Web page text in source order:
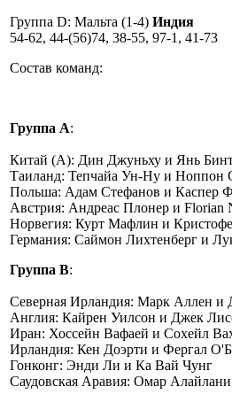
Группа D: Мальта (1-4) Индия
54-62, 44-(56)74, 38-55, 97-1, 41-73
Состав команд:
Группа А:
Китай (A): Дин Джуньху и Янь
Таиланд: Тепчайа Ун-Ну и Ноппон
Польша: Адам Стефанов и Каспер
Австрия: Андреас Плонер и Florian
Норвегия: Курт Мафлин и
Германия: Саймон Лихтенберг и
Группа B:
Северная Ирландия: Марк Аллен и
Англия: Кайрен Уилсон и Джек
Иран: Хоссейн Вафаей и Сохейл
Ирландия: Кен Доэрти и Фергал
Гонконг: Энди Ли и Ка Вай Чунг
Саудовская Аравия: Омар